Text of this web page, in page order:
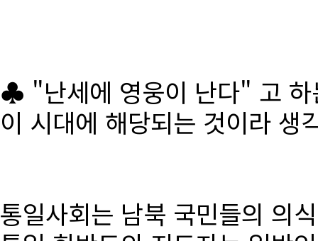
♣ "난세에 영웅이 난다" 고 하
이 시대에 해당되는 것이라 생
통일사회는 남북 국민들의 의